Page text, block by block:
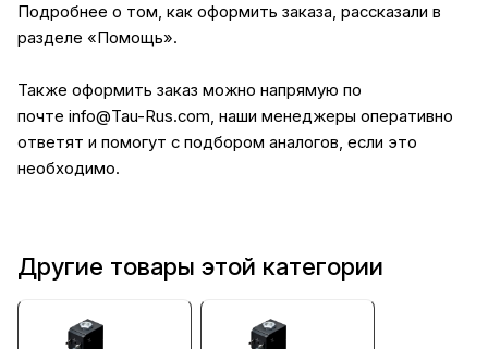
Подробнее о том, как оформить заказа, рассказали в
разделе «Помощь».
Также оформить заказ можно напрямую по
почте info@Tau-Rus.com, наши менеджеры оперативно
ответят и помогут с подбором аналогов, если это
необходимо.
Другие товары этой категории